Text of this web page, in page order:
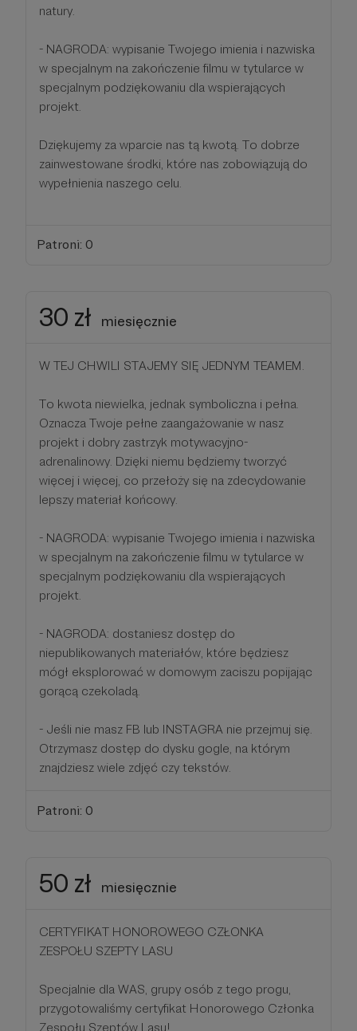
natury.
- NAGRODA: wypisanie Twojego imienia i nazwiska
w specjalnym na zakończenie filmu w tytularce w
specjalnym podziękowaniu dla wspierających
projekt.
Dziękujemy za wparcie nas tą kwotą. To dobrze
zainwestowane środki, które nas zobowiązują do
wypełnienia naszego celu.
Patroni: 0
30 zł miesięcznie
W TEJ CHWILI STAJEMY SIĘ JEDNYM TEAMEM.
To kwota niewielka, jednak symboliczna i pełna.
Oznacza Twoje pełne zaangażowanie w nasz
projekt i dobry zastrzyk motywacyjno-
adrenalinowy. Dzięki niemu będziemy tworzyć
więcej i więcej, co przełoży się na zdecydowanie
lepszy materiał końcowy.
- NAGRODA: wypisanie Twojego imienia i nazwiska
w specjalnym na zakończenie filmu w tytularce w
specjalnym podziękowaniu dla wspierających
projekt.
- NAGRODA: dostaniesz dostęp do
niepublikowanych materiałów, które będziesz
mógł eksplorować w domowym zaciszu popijając
gorącą czekoladą.
- Jeśli nie masz FB lub INSTAGRA nie przejmuj się.
Otrzymasz dostęp do dysku gogle, na którym
znajdziesz wiele zdjęć czy tekstów.
Patroni: 0
50 zł miesięcznie
CERTYFIKAT HONOROWEGO CZŁONKA
ZESPOŁU SZEPTY LASU
Specjalnie dla WAS, grupy osób z tego progu,
przygotowaliśmy certyfikat Honorowego Członka
Zespołu Szeptów Lasu!